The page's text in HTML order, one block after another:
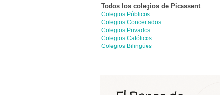
Todos los colegios de Picassent
Colegios Públicos
Colegios Concertados
Colegios Privados
Colegios Católicos
Colegios Bilingües